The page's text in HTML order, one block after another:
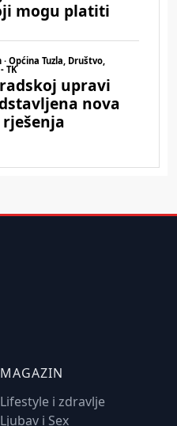
MAGAZIN
Lifestyle i zdravlje
Ljubav i Sex